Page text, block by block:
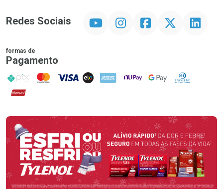
Redes Sociais InstagramFacebookTwitter Linkedin
formas de
Pagamento
PIX MasterCard
VISA ELO AMEX NuPay Google PayDiners Club
Hipercard
Promoção em Destaque